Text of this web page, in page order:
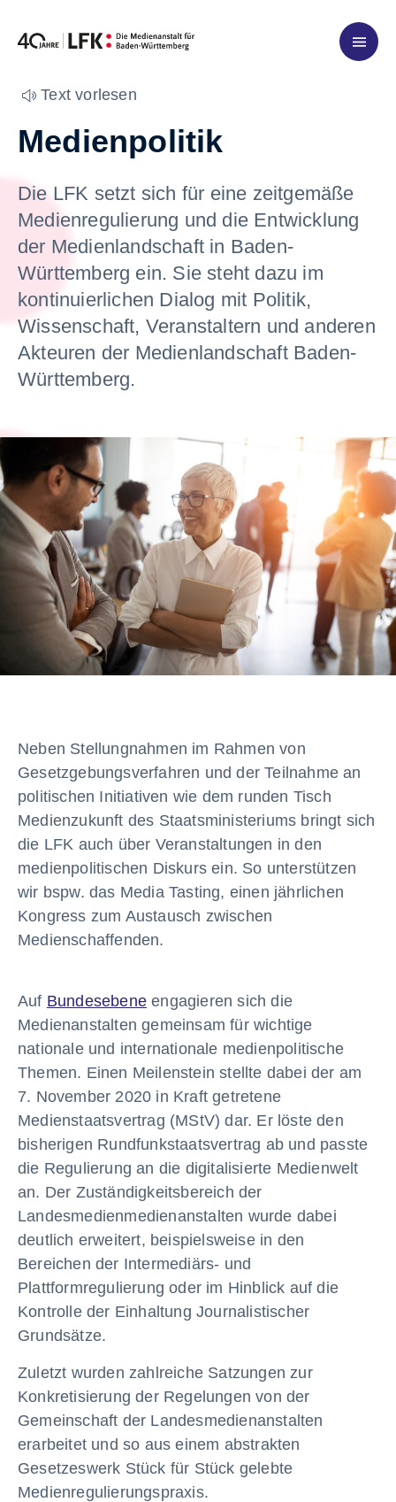
Zum Inhalt springen
Text vorlesen
Medienpolitik
Die LFK setzt sich für eine zeitgemäße
Medienregulierung und die Entwicklung
der Medienlandschaft in Baden-
Württemberg ein. Sie steht dazu im
kontinuierlichen Dialog mit Politik,
Wissenschaft, Veranstaltern und anderen
Akteuren der Medienlandschaft Baden-
Württemberg.
Neben Stellungnahmen im Rahmen von
Gesetzgebungsverfahren und der Teilnahme an
politischen Initiativen wie dem runden Tisch
Medienzukunft des Staatsministeriums bringt sich
die LFK auch über Veranstaltungen in den
medienpolitischen Diskurs ein. So unterstützen
wir bspw. das Media Tasting, einen jährlichen
Kongress zum Austausch zwischen
Medienschaffenden.
Auf Bundesebene engagieren sich die
Medienanstalten gemeinsam für wichtige
nationale und internationale medienpolitische
Themen. Einen Meilenstein stellte dabei der am
7. November 2020 in Kraft getretene
Medienstaatsvertrag (MStV) dar. Er löste den
bisherigen Rundfunkstaatsvertrag ab und passte
die Regulierung an die digitalisierte Medienwelt
an. Der Zuständigkeitsbereich der
Landesmedienmedienanstalten wurde dabei
deutlich erweitert, beispielsweise in den
Bereichen der Intermediärs- und
Plattformregulierung oder im Hinblick auf die
Kontrolle der Einhaltung Journalistischer
Grundsätze.
Zuletzt wurden zahlreiche Satzungen zur
Konkretisierung der Regelungen von der
Gemeinschaft der Landesmedienanstalten
erarbeitet und so aus einem abstrakten
Gesetzeswerk Stück für Stück gelebte
Medienregulierungspraxis.